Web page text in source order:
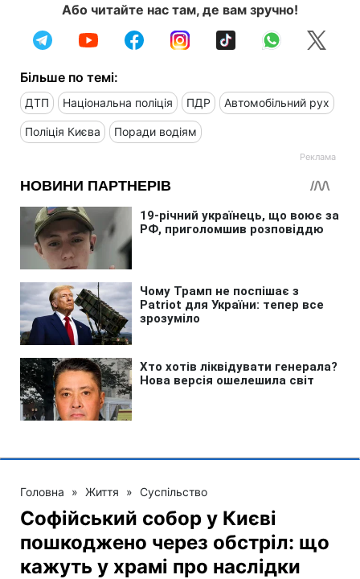
Або читайте нас там, де вам зручно!
Більше по темі:
ДТП Національна поліція ПДР Автомобільний рух
Поліція Києва Поради водіям
Головна » Життя » Суспільство
Софійський собор у Києві
пошкоджено через обстріл: що
кажуть у храмі про наслідки